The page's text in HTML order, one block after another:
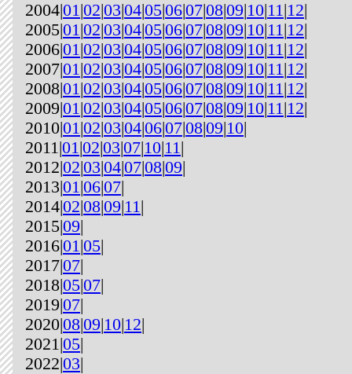
2004|01|02|03|04|05|06|07|08|09|10|11|12|
2005|01|02|03|04|05|06|07|08|09|10|11|12|
2006|01|02|03|04|05|06|07|08|09|10|11|12|
2007|01|02|03|04|05|06|07|08|09|10|11|12|
2008|01|02|03|04|05|06|07|08|09|10|11|12|
2009|01|02|03|04|05|06|07|08|09|10|11|12|
2010|01|02|03|04|06|07|08|09|10|
2011|01|02|03|07|10|11|
2012|02|03|04|07|08|09|
2013|01|06|07|
2014|02|08|09|11|
2015|09|
2016|01|05|
2017|07|
2018|05|07|
2019|07|
2020|08|09|10|12|
2021|05|
2022|03|